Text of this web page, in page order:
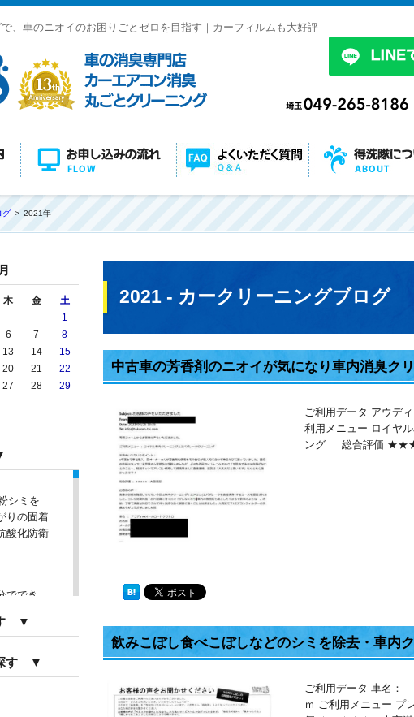
、車のニオイのお困りごとゼロを目指す｜カーフィルムも大好評
グ 2021年
2021 - カークリーニングブログ
中古車の芳香剤のニオイが気になり車内消臭ク
ご利用データ アウデ
利用メニュー ロイヤ
ング 総合評価
飲みこぼし食べこぼしなどのシミを除去・車内
ご利用データ 車名
ｍ ご利用メニュー
木 金 土
1
6 7
8
13 14
15
20 21
22
27 28
29
シミを
りの固着
酸化防衛
ででき
する人の
5つの判
す ▼
す ▼